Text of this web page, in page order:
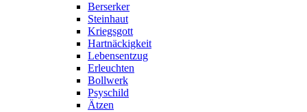
Berserker
Steinhaut
Kriegsgott
Hartnäckigkeit
Lebensentzug
Erleuchten
Bollwerk
Psyschild
Ätzen